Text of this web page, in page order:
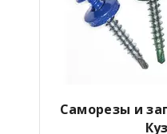
Саморезы и